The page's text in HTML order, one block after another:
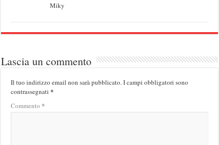
Miky
Lascia un commento
Il tuo indirizzo email non sarà pubblicato. I campi obbligatori sono
contrassegnati*
Commento *